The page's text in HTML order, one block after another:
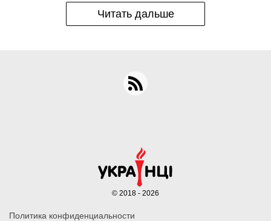
Читать дальше
Политика конфиденциальности
© 2018 - 2026